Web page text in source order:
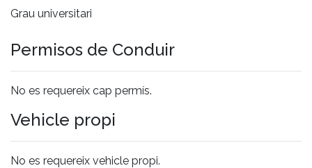
Grau universitari
Permisos de Conduir
No es requereix cap permís.
Vehicle propi
No es requereix vehicle propi.